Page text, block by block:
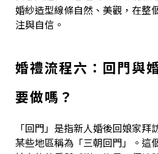
婚紗造型線條自然、美觀，在整
注與自信。
婚禮流程六：回門與
要做嗎？
「回門」是指新人婚後回娘家
某些地區稱為「三朝回門」。這